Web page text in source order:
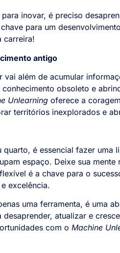
inovar, é preciso
para um
carreira!
antigo
vai além de acumular
obsoleto e
Unlearning oferece a
territórios inexplorados e
é essencial fazer uma
espaço. Deixe sua
é a chave para o
excelência.
uma ferramenta, é uma
atualizar e
com o Machine